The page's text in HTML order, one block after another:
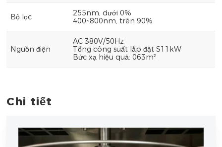
Bộ lọc
255nm, dưới 0%
400~800nm, trên 90%
Nguồn điện
AC 380V/50Hz
Tổng công suất lắp đặt S11kW
Bức xạ hiệu quả: 063m²
Chi tiết